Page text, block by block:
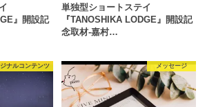
』開設記
単独型ショートステイ
『TANOSHIKA LODGE』開設記
念取材-嘉村…
ナルコンテンツ メッセージ